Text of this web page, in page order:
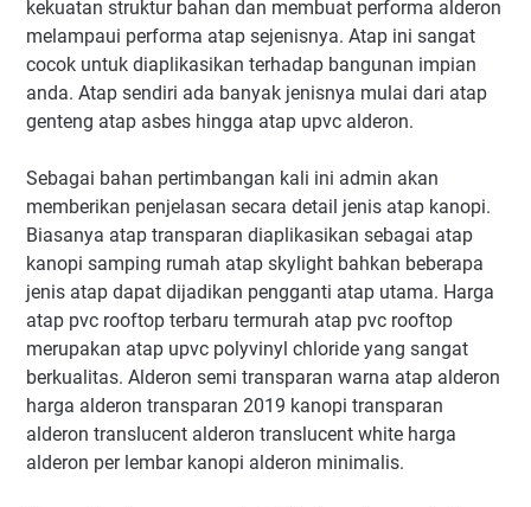
kekuatan struktur bahan dan membuat performa alderon
melampaui performa atap sejenisnya. Atap ini sangat
cocok untuk diaplikasikan terhadap bangunan impian
anda. Atap sendiri ada banyak jenisnya mulai dari atap
genteng atap asbes hingga atap upvc alderon.
Sebagai bahan pertimbangan kali ini admin akan
memberikan penjelasan secara detail jenis atap kanopi.
Biasanya atap transparan diaplikasikan sebagai atap
kanopi samping rumah atap skylight bahkan beberapa
jenis atap dapat dijadikan pengganti atap utama. Harga
atap pvc rooftop terbaru termurah atap pvc rooftop
merupakan atap upvc polyvinyl chloride yang sangat
berkualitas. Alderon semi transparan warna atap alderon
harga alderon transparan 2019 kanopi transparan
alderon translucent alderon translucent white harga
alderon per lembar kanopi alderon minimalis.